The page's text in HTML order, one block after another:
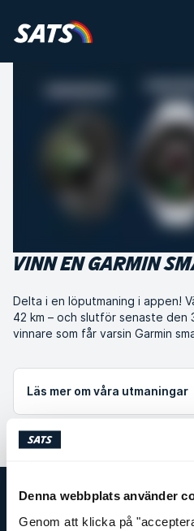
Denna webbplats använder
Genom att klicka på
VINN EN GARMIN
Delta i en löputmaning i appen!
42 km – och slutför senaste den
vinnare som får varsin Garmin
Läs mer om våra utmaningar
SATS